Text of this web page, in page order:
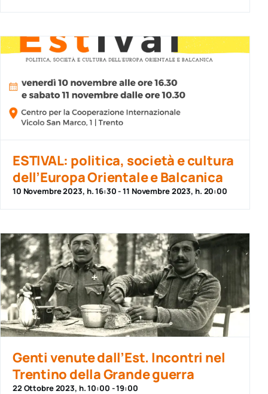
ESTIVAL: politica, società e cultura
dell’Europa Orientale e Balcanica
10 Novembre 2023, h. 16:30-11 Novembre 2023, h. 20:00
Genti venute dall’Est. Incontri nel
Trentino della Grande guerra
22 Ottobre 2023, h. 10:00 -19:00